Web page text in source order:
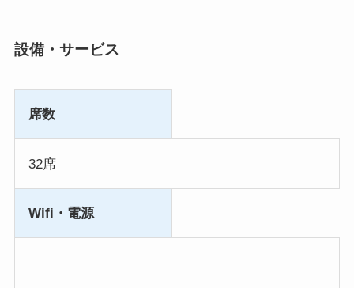
設備・サービス
席数
32席
Wifi・電源